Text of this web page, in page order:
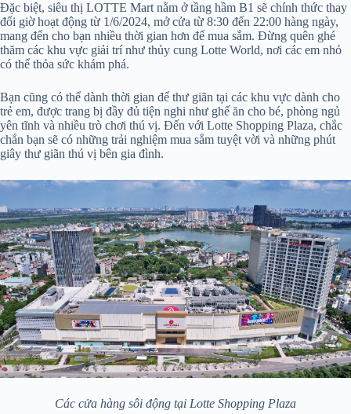
Đặc biệt, siêu thị LOTTE Mart nằm ở tầng hầm B1 sẽ chính thức thay
đổi giờ hoạt động từ 1/6/2024, mở cửa từ 8:30 đến 22:00 hàng ngày,
mang đến cho bạn nhiều thời gian hơn để mua sắm. Đừng quên ghé
thăm các khu vực giải trí như thủy cung Lotte World, nơi các em nhỏ
có thể thỏa sức khám phá.
Bạn cũng có thể dành thời gian để thư giãn tại các khu vực dành cho
trẻ em, được trang bị đầy đủ tiện nghi như ghế ăn cho bé, phòng ngủ
yên tĩnh và nhiều trò chơi thú vị. Đến với Lotte Shopping Plaza, chắc
chắn bạn sẽ có những trải nghiệm mua sắm tuyệt vời và những phút
giây thư giãn thú vị bên gia đình.
Các cửa hàng sôi động tại Lotte Shopping Plaza